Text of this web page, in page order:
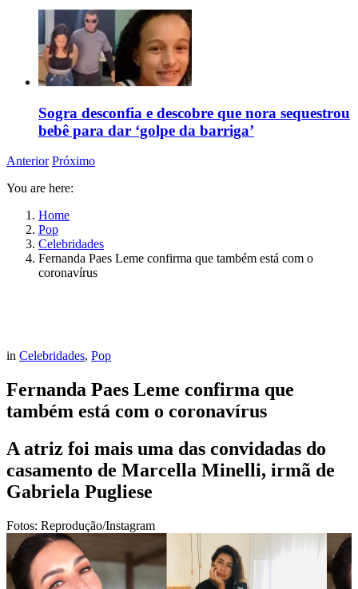
Sogra desconfia e descobre que nora sequestrou
bebê para dar ‘golpe da barriga’
Anterior Próximo
You are here:
Home
Pop
Celebridades
Fernanda Paes Leme confirma que também está com o
coronavírus
in Celebridades, Pop
Fernanda Paes Leme confirma que
também está com o coronavírus
A atriz foi mais uma das convidadas do
casamento de Marcella Minelli, irmã de
Gabriela Pugliese
Fotos: Reprodução/Instagram